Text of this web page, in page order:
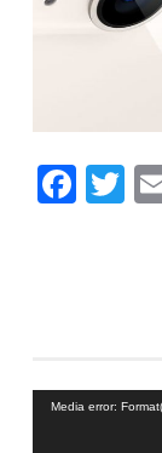
Reproductor
Media error: